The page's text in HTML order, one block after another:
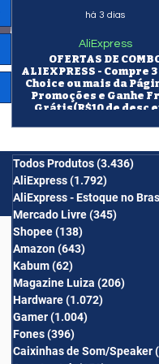
OFERTAS DE
ALIEXPRESS - Compre
Choice ou mais da
Promoções e Ganhe
Grátis(R$10 de desc
AliExpress
há 3 dias
Todos Produtos(3.436)
AliExpress(1.792)
AliExpress - Estoque no
Mercado Livre(345)
Shopee(138)
Amazon(643)
Kabum(62)
Magazine Luiza (206)
Hardware(1.072)
Gamer(1.004)
Fones(396)
Caixinhas de Som/Speaker